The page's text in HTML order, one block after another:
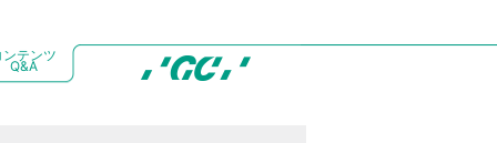
ンテンツ
Q&A